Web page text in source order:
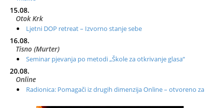
15.08.
Otok Krk
Ljetni DOP retreat – Izvorno stanje sebe
16.08.
Tisno (Murter)
Seminar pjevanja po metodi „Škole za otkrivanje glasa“
20.08.
Online
Radionica: Pomagači iz drugih dimenzija Online – otvoreno za